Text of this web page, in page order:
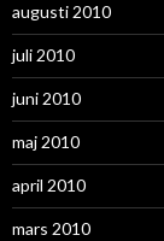
augusti 2010
juli 2010
juni 2010
maj 2010
april 2010
mars 2010